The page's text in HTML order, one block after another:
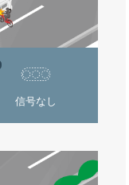
信号なし